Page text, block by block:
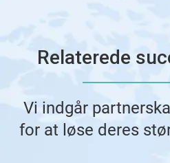
Relaterede
Vi indgår
for at løse deres